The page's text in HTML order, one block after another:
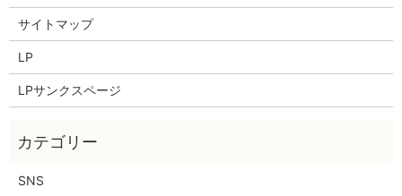
サイトマップ
LP
LPサンクスページ
SNS